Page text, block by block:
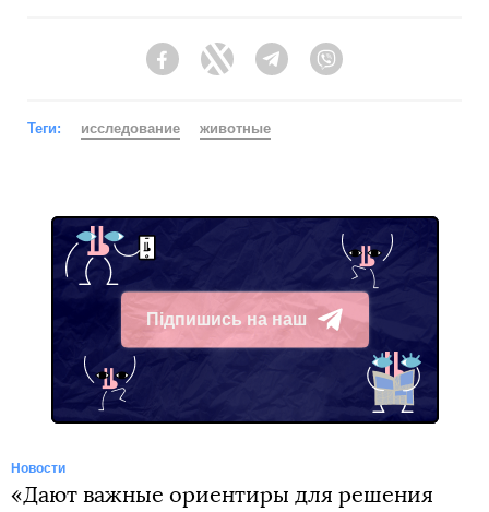
FacebookTwitter Telegram
Теги: исследование животные
Підпишись на наш
Telegram
Новости
«Дают важные ориентиры для решения